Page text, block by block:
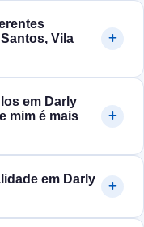
Vila
em Darly
mim é mais
em Darly